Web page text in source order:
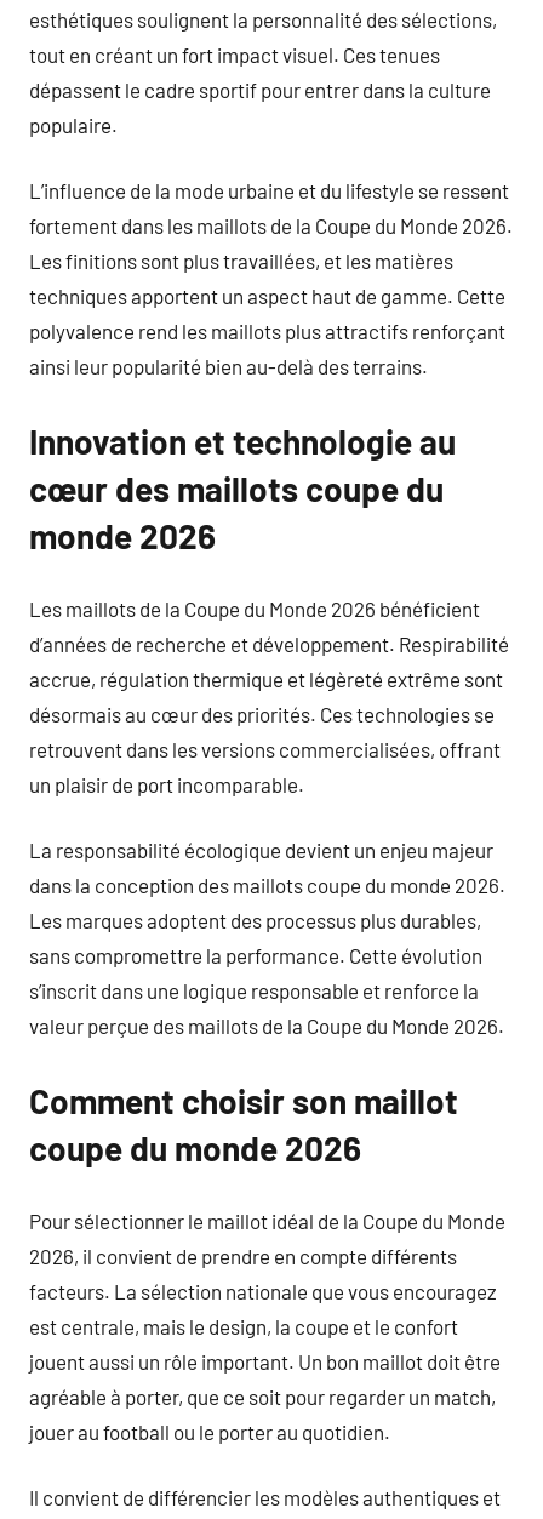
esthétiques soulignent la personnalité des sélections,
tout en créant un fort impact visuel. Ces tenues
dépassent le cadre sportif pour entrer dans la culture
populaire.
L’influence de la mode urbaine et du lifestyle se ressent
fortement dans les maillots de la Coupe du Monde 2026.
Les finitions sont plus travaillées, et les matières
techniques apportent un aspect haut de gamme. Cette
polyvalence rend les maillots plus attractifs renforçant
ainsi leur popularité bien au-delà des terrains.
Innovation et technologie au
cœur des maillots coupe du
monde 2026
Les maillots de la Coupe du Monde 2026 bénéficient
d’années de recherche et développement. Respirabilité
accrue, régulation thermique et légèreté extrême sont
désormais au cœur des priorités. Ces technologies se
retrouvent dans les versions commercialisées, offrant
un plaisir de port incomparable.
La responsabilité écologique devient un enjeu majeur
dans la conception des maillots coupe du monde 2026.
Les marques adoptent des processus plus durables,
sans compromettre la performance. Cette évolution
s’inscrit dans une logique responsable et renforce la
valeur perçue des maillots de la Coupe du Monde 2026.
Comment choisir son maillot
coupe du monde 2026
Pour sélectionner le maillot idéal de la Coupe du Monde
2026, il convient de prendre en compte différents
facteurs. La sélection nationale que vous encouragez
est centrale, mais le design, la coupe et le confort
jouent aussi un rôle important. Un bon maillot doit être
agréable à porter, que ce soit pour regarder un match,
jouer au football ou le porter au quotidien.
Il convient de différencier les modèles authentiques et